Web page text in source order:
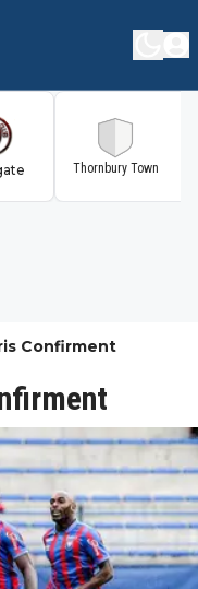
Thornbury Town
Confirment